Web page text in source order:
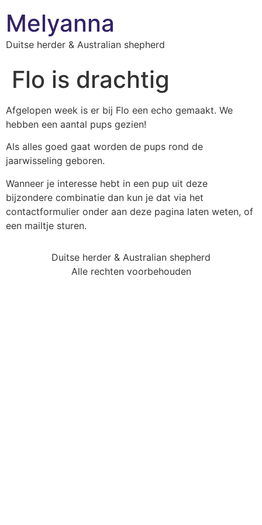
Melyanna
Duitse herder & Australian shepherd
Flo is drachtig
Afgelopen week is er bij Flo een echo gemaakt. We
hebben een aantal pups gezien!
Als alles goed gaat worden de pups rond de
jaarwisseling geboren.
Wanneer je interesse hebt in een pup uit deze
bijzondere combinatie dan kun je dat via het
contactformulier onder aan deze pagina laten weten, of
een mailtje sturen.
Duitse herder & Australian shepherd
Alle rechten voorbehouden